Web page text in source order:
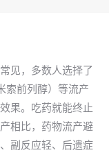
见，多数人选择了
索前列醇）等流产
果。吃药就能终止
相比，药物流产避
副反应轻、后遗症